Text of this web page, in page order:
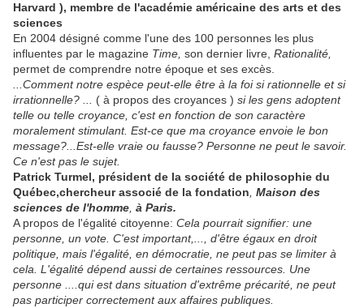
Harvard ), membre de l'académie américaine des arts et des
sciences
En 2004 désigné comme l'une des 100 personnes les plus
influentes par le magazine Time, son dernier livre, Rationalité,
permet de comprendre notre époque et ses excès.
...Comment notre espèce peut-elle être à la foi si rationnelle et si
irrationnelle? ... ( à propos des croyances ) si les gens adoptent
telle ou telle croyance, c'est en fonction de son caractère
moralement stimulant. Est-ce que ma croyance envoie le bon
message?...Est-elle vraie ou fausse? Personne ne peut le savoir.
Ce n'est pas le sujet.
Patrick Turmel, président de la société de philosophie du
Québec,chercheur associé de la fondation Maison des
sciences de l'homme à Paris.
A propos de l'égalité citoyenne: Cela pourrait signifier: une
personne, un vote. C'est important,..., d'être égaux en droit
politique, mais l'égalité, en démocratie, ne peut pas se limiter à
cela. L'égalité dépend aussi de certaines ressources. Une
personne ....qui est dans situation d'extrême précarité, ne peut
pas participer correctement aux affaires publiques.